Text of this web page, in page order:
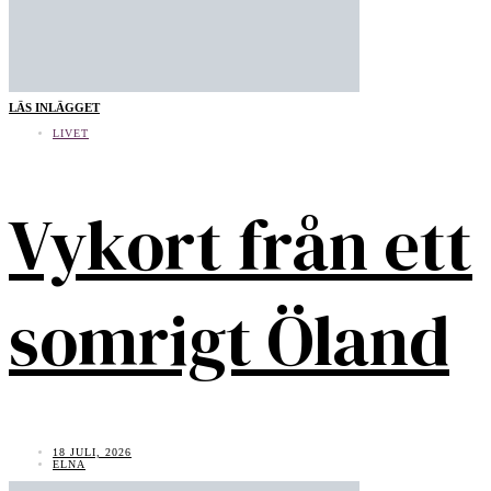
LÄS INLÄGGET
LIVET
Vykort från ett
somrigt Öland
18 JULI, 2026
ELNA